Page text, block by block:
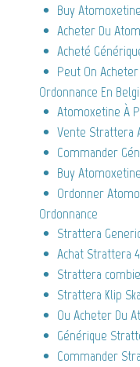
Buy
Acheter Du
Acheté
Peut On
Ordonnance En
Atomoxetine À
Vente Strattera
Commander
Buy
Ordonner
Ordonnance
Strattera
Achat Strattera
Strattera
Strattera Klip
Ou Acheter Du
Générique
Commander